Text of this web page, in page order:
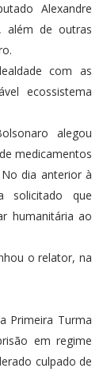
Alexandre
além de outras
com as
ecossistema
alegou
medicamentos
dia anterior à
solicitado que
humanitária ao
o relator, na
Primeira Turma
em regime
culpado de